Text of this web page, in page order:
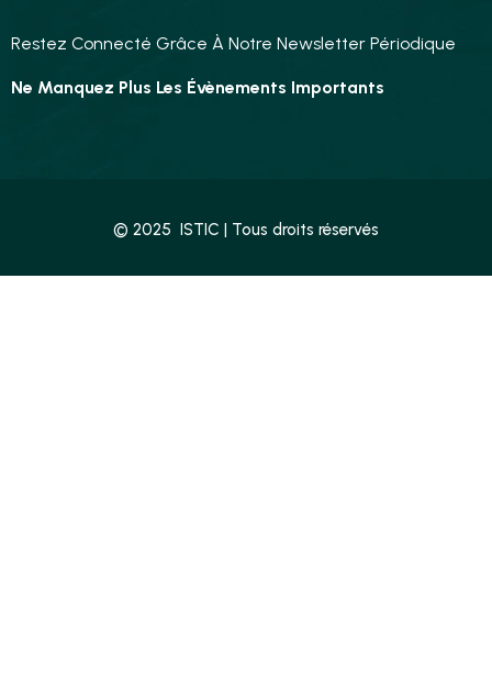
Restez Connecté Grâce À Notre Newsletter Périodique
Ne Manquez Plus Les Évènements Importants
© 2025 ISTIC | Tous droits réservés